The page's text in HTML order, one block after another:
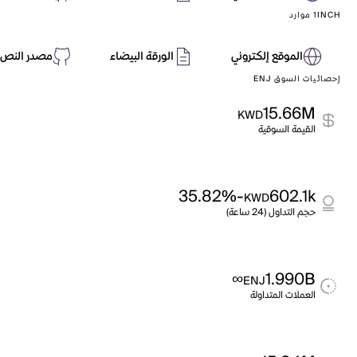
1INCH موارد
الموقع إلكتروني الورقة البيضاء مصدر النص
إحصائيات السوق ENJ
15.66M
KWD
القيمة السوقية
602.1k
KWD
-35.82%
حجم التداول (24 ساعة)
1.990B
ENJ
∞
العملات المتداولة